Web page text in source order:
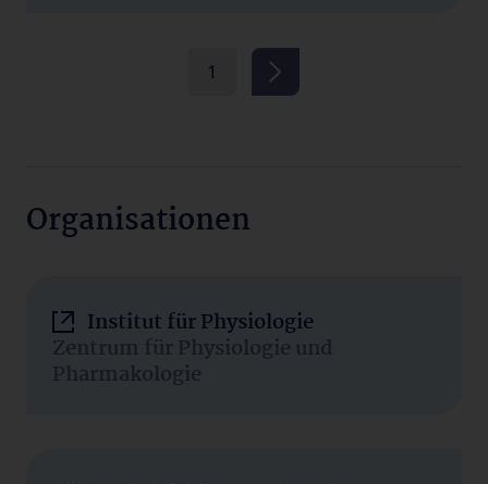
1
Organisationen
Institut für Physiologie
Zentrum für Physiologie und
Pharmakologie